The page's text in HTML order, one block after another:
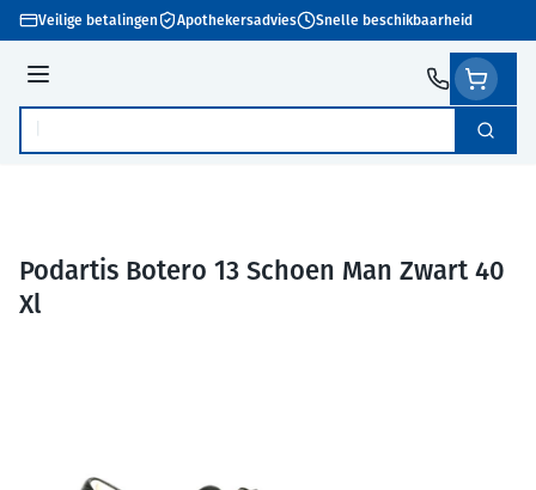
Ga naar de inhoud
Veilige betalingen Apothekersadvies Snelle beschikbaarheid
Menu
Product, merk, categorie... Zoek
Podartis Botero 13 Schoen Man Zwart 40
Xl